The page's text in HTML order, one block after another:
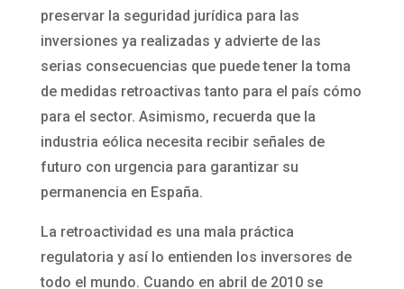
preservar la seguridad jurídica para las
inversiones ya realizadas y advierte de las
serias consecuencias que puede tener la toma
de medidas retroactivas tanto para el país cómo
para el sector. Asimismo, recuerda que la
industria eólica necesita recibir señales de
futuro con urgencia para garantizar su
permanencia en España.
La retroactividad es una mala práctica
regulatoria y así lo entienden los inversores de
todo el mundo. Cuando en abril de 2010 se